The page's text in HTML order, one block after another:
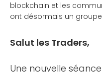
blockchain et les
ont désormais un
pour [...]
Salut les Traders,
Une nouvelle